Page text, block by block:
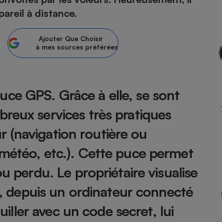
à distance.
Ajouter Que Choisir
à mes sources préférées
GPS. Grâce à elle, se sont
services très pratiques
(navigation routière ou
etc.). Cette puce permet
perdu. Le propriétaire visualise
depuis un ordinateur connecté
avec un code secret, lui
Circuits courts et
alimentation locale
Banque en ligne
sèche-linge
congélateur
mobile
Panneaux
photovoltaïques
smartphone
multifonction
portable
nettoyeur haute
mutuelle
santé
Puériculture - Produit